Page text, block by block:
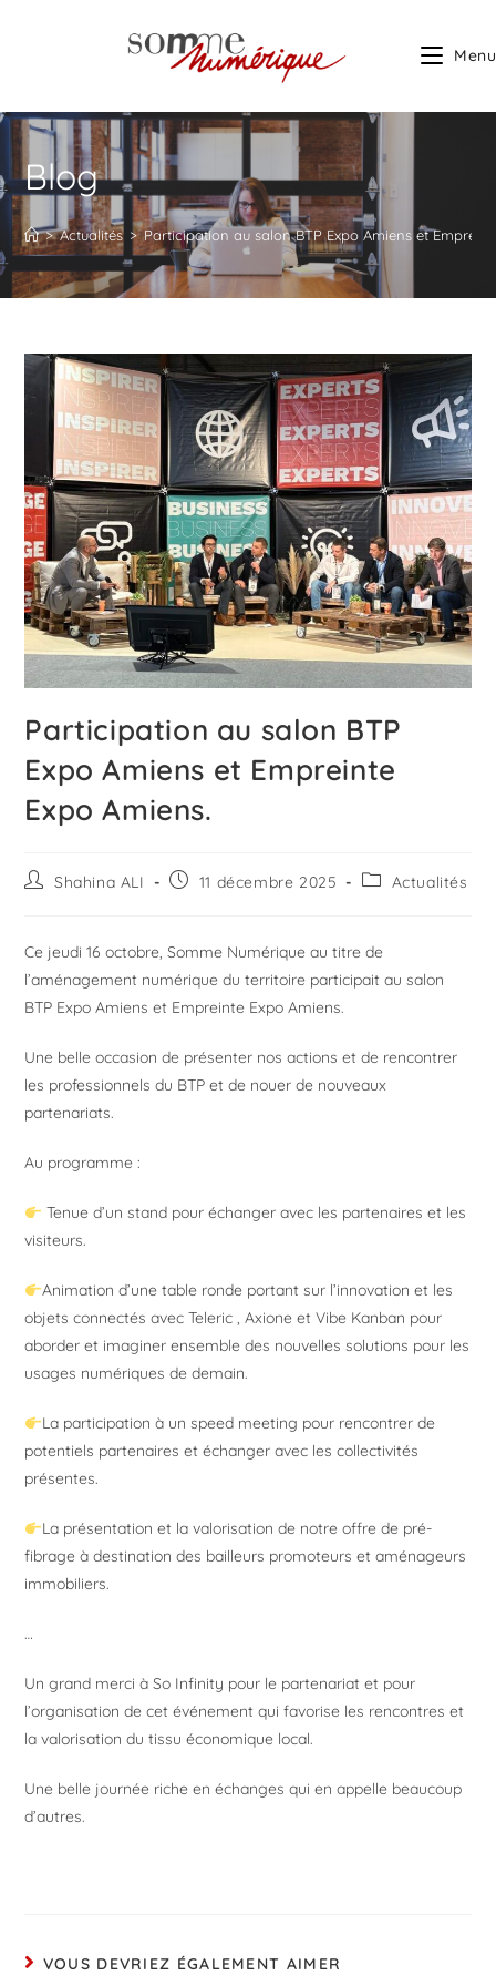
Menu
Blog
> Actualités > Participation au salon BTP Expo Amiens et
Participation au salon BTP
Expo Amiens et Empreinte
Expo Amiens.
Shahina ALI 11 décembre 2025 Actualités
Ce jeudi 16 octobre, Somme Numérique au titre de
l’aménagement numérique du territoire participait au salon
BTP Expo Amiens et Empreinte Expo Amiens.
Une belle occasion de présenter nos actions et de rencontrer
les professionnels du BTP et de nouer de nouveaux
partenariats.
Au programme :
Tenue d’un stand pour échanger avec les partenaires et les
visiteurs.
Animation d’une table ronde portant sur l’innovation et les
objets connectés avec Teleric , Axione et Vibe Kanban pour
aborder et imaginer ensemble des nouvelles solutions pour les
usages numériques de demain.
La participation à un speed meeting pour rencontrer de
potentiels partenaires et échanger avec les collectivités
présentes.
La présentation et la valorisation de notre offre de pré-
fibrage à destination des bailleurs promoteurs et aménageurs
immobiliers.
…
Un grand merci à So Infinity pour le partenariat et pour
l’organisation de cet événement qui favorise les rencontres et
la valorisation du tissu économique local.
Une belle journée riche en échanges qui en appelle beaucoup
d’autres.
VOUS DEVRIEZ ÉGALEMENT AIMER